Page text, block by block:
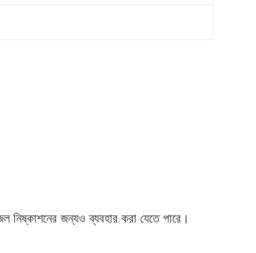
নিষ্কাশনের জন্যও ব্যবহার করা যেতে পারে।